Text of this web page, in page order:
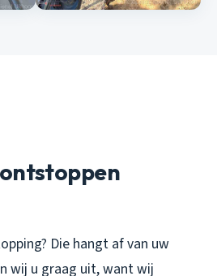
Die hangt af van uw
wij u graag uit, want wij